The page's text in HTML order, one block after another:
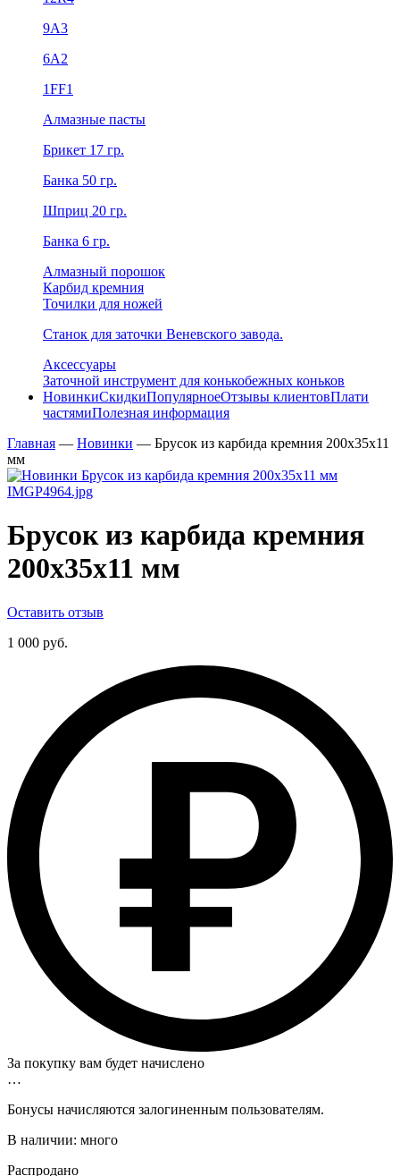
9А3
6А2
1FF1
Алмазные пасты
Брикет 17 гр.
Банка 50 гр.
Шприц 20 гр.
Банка 6 гр.
Алмазный порошок
Карбид кремния
Точилки для ножей
Станок для заточки Веневского завода.
Аксессуары
Заточной инструмент для конькобежных коньков
НовинкиСкидкиПопулярноеОтзывы клиентовПлати
частямиПолезная информация
Главная — Новинки — Брусок из карбида кремния 200х35х11
мм
Брусок из карбида кремния
200х35х11 мм
Оставить отзыв
1 000 руб.
За покупку вам будет начислено
…
Бонусы начисляются залогиненным пользователям.
В наличии: много
Распродано